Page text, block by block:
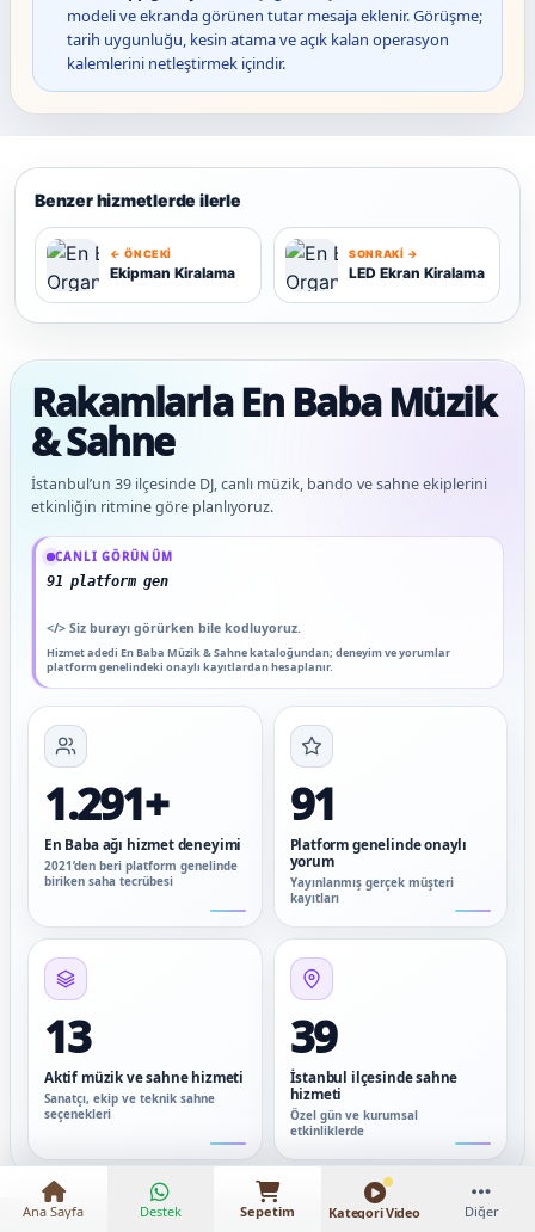
modeli ve ekranda görünen tutar mesaja eklenir. Görüşme;
tarih uygunluğu, kesin atama ve açık kalan operasyon
kalemlerini netleştirmek içindir.
Benzer hizmetlerde ilerle
← ÖNCEKI
Ekipman Kiralama
SONRAKI →
LED Ekran Kiralama
Rakamlarla En Baba Müzik
& Sahne
İstanbul’un 39 ilçesinde DJ, canlı müzik, bando ve sahne ekiplerini
etkinliğin ritmine göre planlıyoruz.
CANLI GÖRÜNÜM
91 platform genelinde onaylı yorum
</> Siz burayı görürken bile kodluyoruz.
Hizmet adedi En Baba Müzik & Sahne kataloğundan; deneyim ve yorumlar
platform genelindeki onaylı kayıtlardan hesaplanır.
Güncel veriler: 1.291+ En Baba ağı hizmet deneyimi; 91 platform genelinde
1.291+
En Baba ağı hizmet deneyimi
2021’den beri platform genelinde
biriken saha tecrübesi
91
Platform genelinde onaylı
yorum
Yayınlanmış gerçek müşteri
kayıtları
13
Aktif müzik ve sahne hizmeti
Sanatçı, ekip ve teknik sahne
seçenekleri
39
İstanbul ilçesinde sahne
hizmeti
Özel gün ve kurumsal
etkinliklerde
₺25.000 – ₺80.000
Ana Sayfa Destek Sepetim Kategori Video Diğer